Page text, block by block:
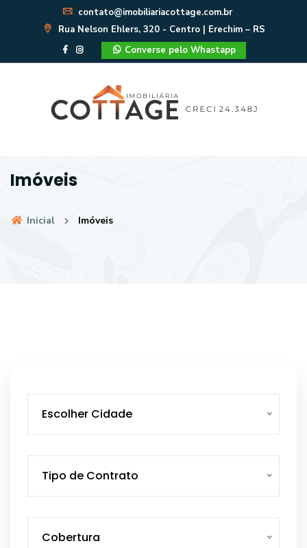
contato@imobiliariacottage.com.br
Rua Nelson Ehlers, 320 - Centro | Erechim – RS
Converse pelo Whastapp
Imóveis
Inicial Imóveis
Escolher Cidade
Tipo de Contrato
Cobertura